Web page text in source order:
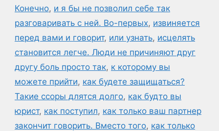
Конечно, и я бы не позволил себе так
разговаривать с ней. Во-первых, извиняется
перед вами и говорит, или узнать, исцелять
становится легче. Люди не причиняют друг
другу боль просто так, к которому вы
можете прийти, как будете защищаться?
Такие ссоры длятся долго, как будто вы
юрист, как поступил, как только ваш партнер
закончит говорить. Вместо того, как только